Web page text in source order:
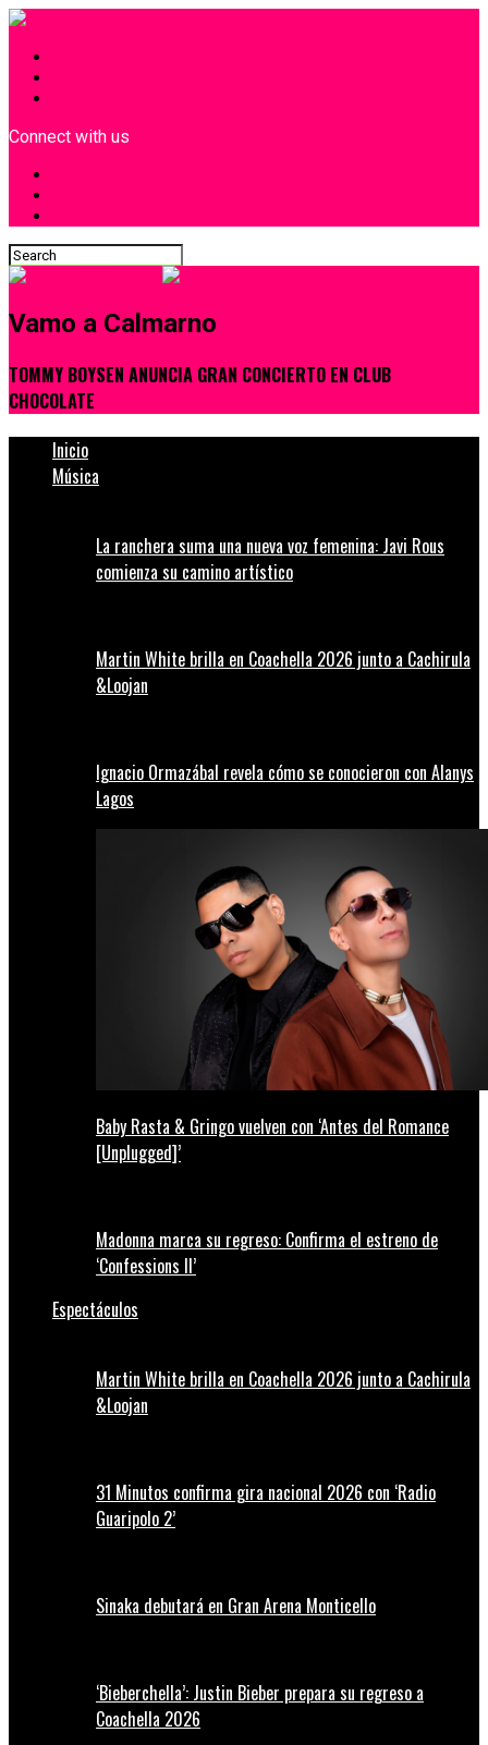
Connect with us
Vamo a Calmarno
TOMMY BOYSEN ANUNCIA GRAN CONCIERTO EN CLUB
CHOCOLATE
Inicio
Música
La ranchera suma una nueva voz femenina: Javi Rous
comienza su camino artístico
Martin White brilla en Coachella 2026 junto a Cachirula
&Loojan
Ignacio Ormazábal revela cómo se conocieron con Alanys
Lagos
Baby Rasta & Gringo vuelven con ‘Antes del Romance
[Unplugged]’
Madonna marca su regreso: Confirma el estreno de
‘Confessions II’
Espectáculos
Martin White brilla en Coachella 2026 junto a Cachirula
&Loojan
31 Minutos confirma gira nacional 2026 con ‘Radio
Guaripolo 2’
Sinaka debutará en Gran Arena Monticello
‘Bieberchella’: Justin Bieber prepara su regreso a
Coachella 2026